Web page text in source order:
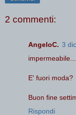
2 commenti:
AngeloC. 3
E' fuori moda?
Buon fine
Rispondi